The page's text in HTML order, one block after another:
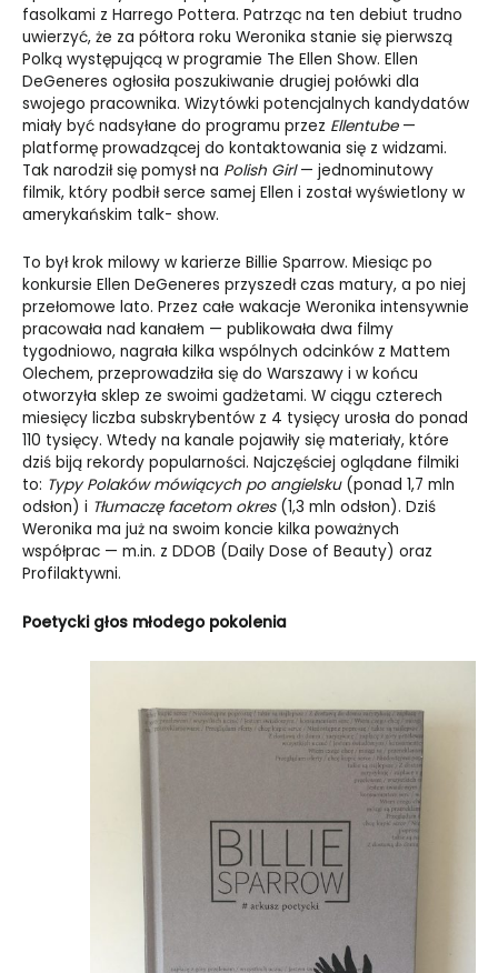
fasolkami z Harrego Pottera. Patrząc na ten debiut trudno
uwierzyć, że za półtora roku Weronika stanie się pierwszą
Polką występującą w programie The Ellen Show. Ellen
DeGeneres ogłosiła poszukiwanie drugiej połówki dla
swojego pracownika. Wizytówki potencjalnych kandydatów
miały być nadsyłane do programu przez Ellentube—
platformę prowadzącej do kontaktowania się z widzami.
Tak narodził się pomysł na Polish Girl— jednominutowy
filmik, który podbił serce samej Ellen i został wyświetlony w
amerykańskim talk- show.
To był krok milowy w karierze Billie Sparrow. Miesiąc po
konkursie Ellen DeGeneres przyszedł czas matury, a po niej
przełomowe lato. Przez całe wakacje Weronika intensywnie
pracowała nad kanałem — publikowała dwa filmy
tygodniowo, nagrała kilka wspólnych odcinków z Mattem
Olechem, przeprowadziła się do Warszawy i w końcu
otworzyła sklep ze swoimi gadżetami. W ciągu czterech
miesięcy liczba subskrybentów z 4 tysięcy urosła do ponad
110 tysięcy. Wtedy na kanale pojawiły się materiały, które
dziś biją rekordy popularności. Najczęściej oglądane filmiki
to: Typy Polaków mówiących po angielsku(ponad 1,7 mln
odsłon) i Tłumaczę facetom okres(1,3 mln odsłon). Dziś
Weronika ma już na swoim koncie kilka poważnych
współprac — m.in. z DDOB (Daily Dose of Beauty) oraz
Profilaktywni.
Poetycki głos młodego pokolenia